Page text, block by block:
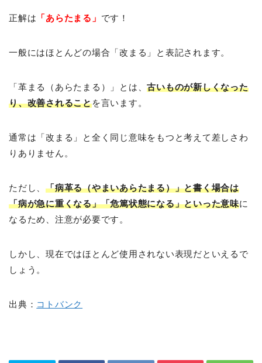
正解は 「あらたまる」 です！
一般にはほとんどの場合「改まる」と表記されます。
「革まる（あらたまる）」とは、古いものが新しくなった
り、改善されることを言います。
通常は「改まる」と全く同じ意味をもつと考えて差しさわ
りありません。
ただし、「病革る（やまいあらたまる）」と書く場合は
「病が急に重くなる」「危篤状態になる」といった意味に
なるため、注意が必要です。
しかし、現在ではほとんど使用されない表現だといえるで
しょう。
出典： コトバンク